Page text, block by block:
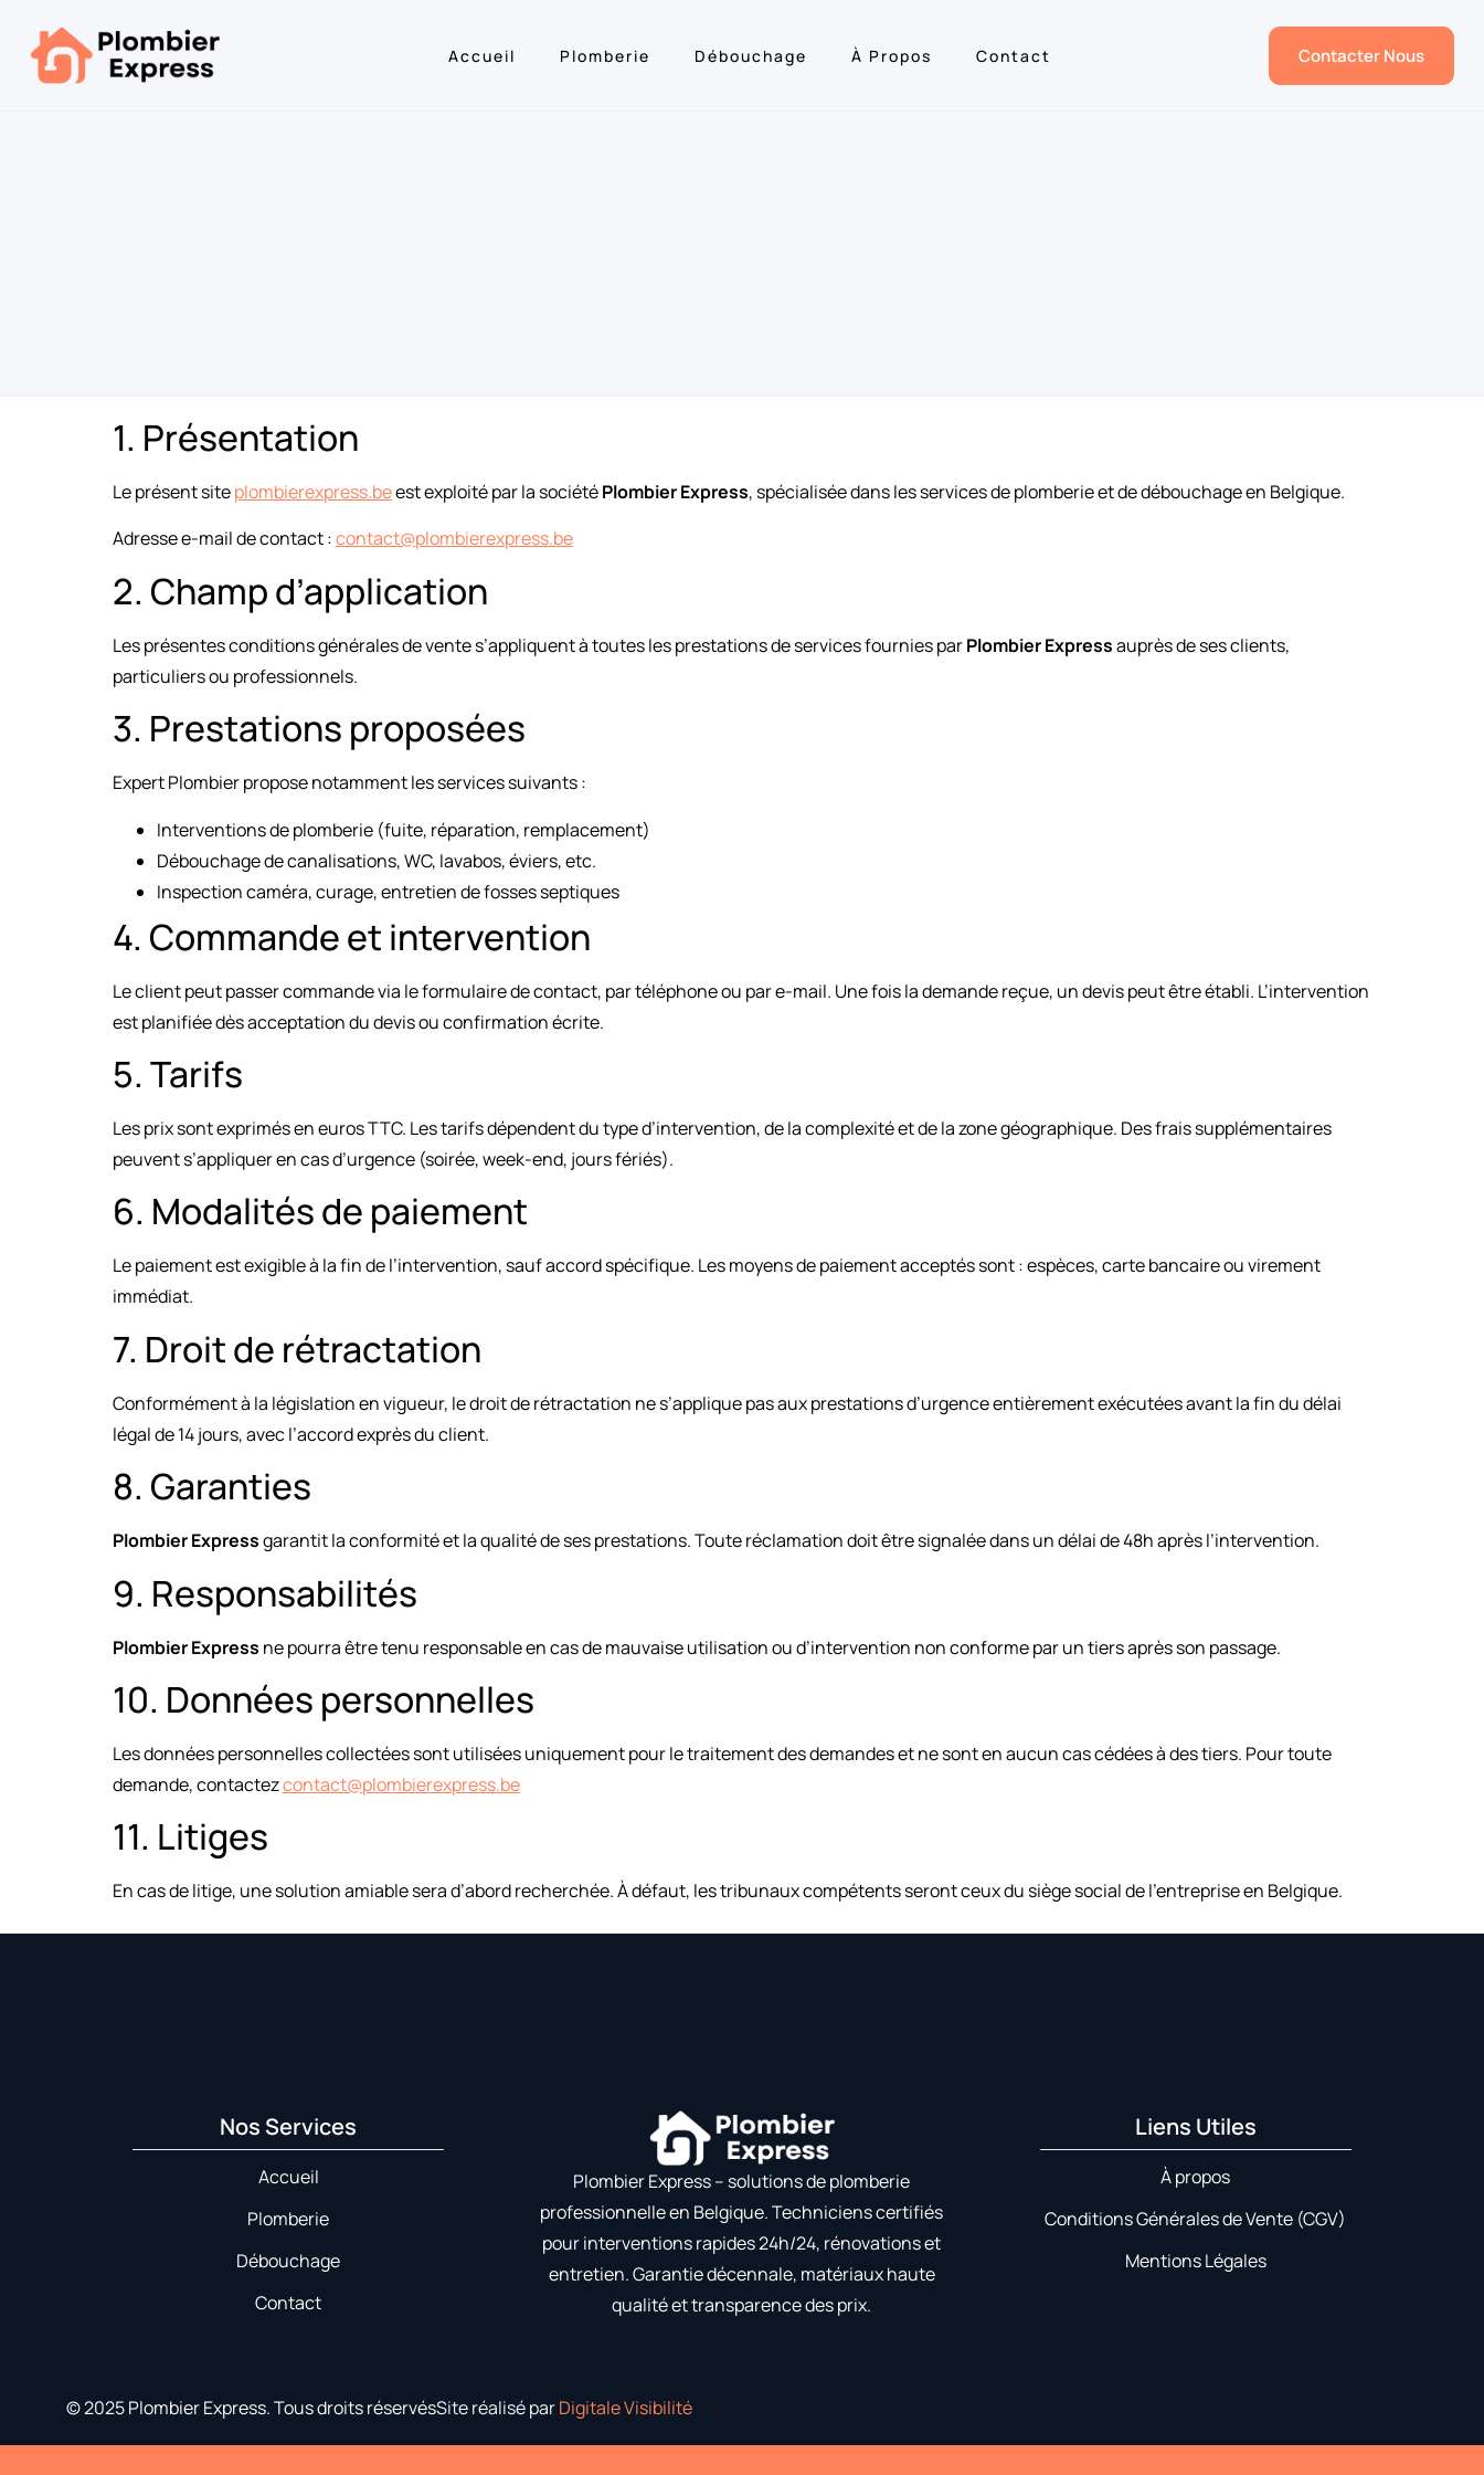
Accueil Plomberie Débouchage À Propos Contact Contacter Nous
1. Présentation
Le présent siteplombierexpress.beest exploité par la sociétéPlombier Express, spécialisée dans les services de plomberie et de débouchage en Belgique.
Adresse e-mail de contact :contact@plombierexpress.be
2. Champ d’application
Les présentes conditions générales de vente s’appliquent à toutes les prestations de services fournies parPlombier Expressauprès de ses clients,
particuliers ou professionnels.
3. Prestations proposées
Expert Plombier propose notamment les services suivants :
Interventions de plomberie (fuite, réparation, remplacement)
Débouchage de canalisations, WC, lavabos, éviers, etc.
Inspection caméra, curage, entretien de fosses septiques
4. Commande et intervention
Le client peut passer commande via le formulaire de contact, par téléphone ou par e-mail. Une fois la demande reçue, un devis peut être établi. L’intervention
est planifiée dès acceptation du devis ou confirmation écrite.
5. Tarifs
Les prix sont exprimés en euros TTC. Les tarifs dépendent du type d’intervention, de la complexité et de la zone géographique. Des frais supplémentaires
peuvent s’appliquer en cas d’urgence (soirée, week-end, jours fériés).
6. Modalités de paiement
Le paiement est exigible à la fin de l’intervention, sauf accord spécifique. Les moyens de paiement acceptés sont : espèces, carte bancaire ou virement
immédiat.
7. Droit de rétractation
Conformément à la législation en vigueur, le droit de rétractation ne s’applique pas aux prestations d’urgence entièrement exécutées avant la fin du délai
légal de 14 jours, avec l’accord exprès du client.
8. Garanties
Plombier Expressgarantit la conformité et la qualité de ses prestations. Toute réclamation doit être signalée dans un délai de 48h après l’intervention.
9. Responsabilités
Plombier Express ne pourra être tenu responsable en cas de mauvaise utilisation ou d’intervention non conforme par un tiers après son passage.
10. Données personnelles
Les données personnelles collectées sont utilisées uniquement pour le traitement des demandes et ne sont en aucun cas cédées à des tiers. Pour toute
demande, contactezcontact@plombierexpress.be
11. Litiges
En cas de litige, une solution amiable sera d’abord recherchée. À défaut, les tribunaux compétents seront ceux du siège social de l’entreprise en Belgique.
Nos Services
Accueil
Plomberie
Débouchage
Contact
Plombier Express – solutions de plomberie
professionnelle en Belgique. Techniciens certifiés
pour interventions rapides 24h/24, rénovations et
entretien. Garantie décennale, matériaux haute
qualité et transparence des prix.
Liens Utiles
À propos
Conditions Générales de Vente (CGV)
Mentions Légales​
© 2025 Plombier Express. Tous droits réservésSite réalisé parDigitale Visibilité